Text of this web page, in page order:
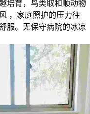
培育，鸟类取和顺动物
，家庭照护的压力往
服。无保守病院的冰凉